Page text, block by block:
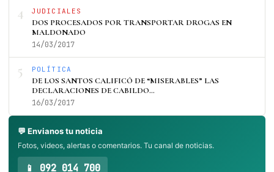
4 JUDICIALES
DOS PROCESADOS POR TRANSPORTAR DROGAS EN
MALDONADO
14/03/2017
5 POLÍTICA
DE LOS SANTOS CALIFICÓ DE “MISERABLES” LAS
DECLARACIONES DE CABILDO…
16/03/2017
💬 Envianos tu noticia
Fotos, videos, alertas o comentarios. Tu canal de noticias.
📱 092 014 700